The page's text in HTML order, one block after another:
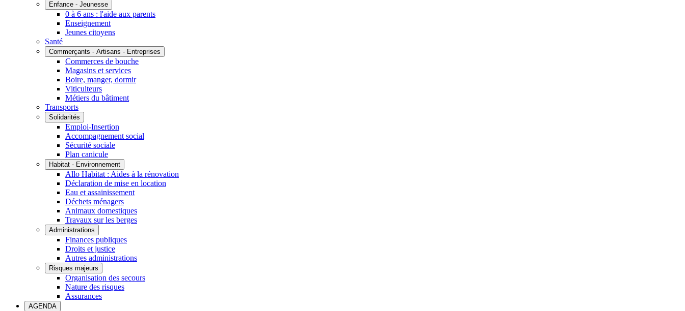
Enfance - Jeunesse
0 à 6 ans : l'aide aux parents
Enseignement
Jeunes citoyens
Santé
Commerçants - Artisans - Entreprises
Commerces de bouche
Magasins et services
Boire, manger, dormir
Viticulteurs
Métiers du bâtiment
Transports
Solidarités
Emploi-Insertion
Accompagnement social
Sécurité sociale
Plan canicule
Habitat - Environnement
Allo Habitat : Aides à la rénovation
Déclaration de mise en location
Eau et assainissement
Déchets ménagers
Animaux domestiques
Travaux sur les berges
Administrations
Finances publiques
Droits et justice
Autres administrations
Risques majeurs
Organisation des secours
Nature des risques
Assurances
AGENDA